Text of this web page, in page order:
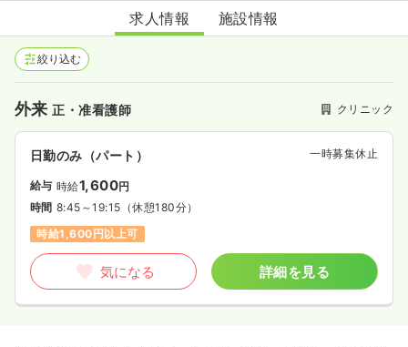
常滑いきいきクリニック
求人情報 施設情報
絞り込む
外来正・准看護師 クリニック
日勤のみ（パート） 一時募集休止
給与 時給1,600円
時間 8:45～19:15 （休憩180分）
時給1,600円以上可
気になる 詳細を見る